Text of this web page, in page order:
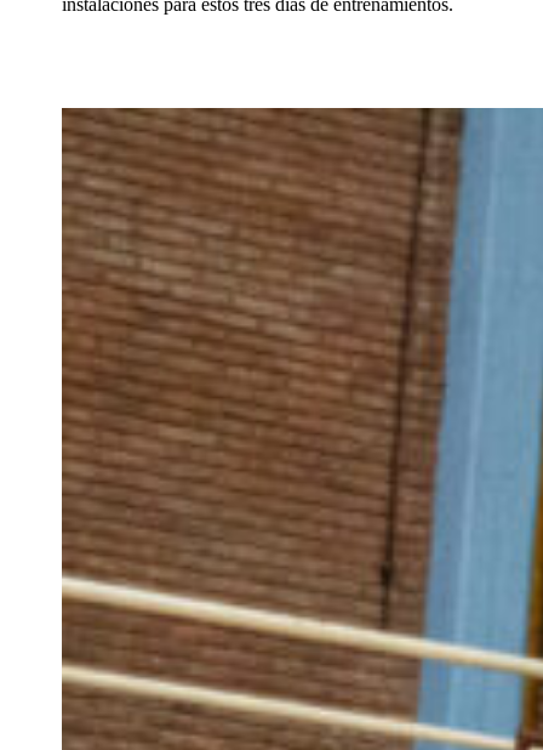
instalaciones para estos tres días de entrenamientos.